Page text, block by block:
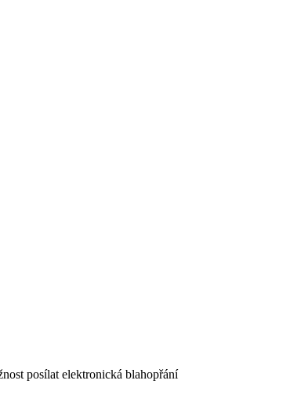
posílat elektronická blahopřání